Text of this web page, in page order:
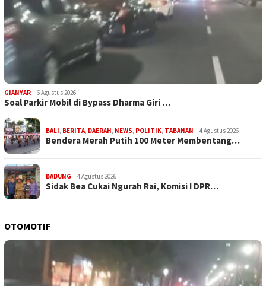
GIANYAR 6 Agustus 2026
Soal Parkir Mobil di Bypass Dharma Giri …
BALI, BERITA, DAERAH, NEWS, POLITIK, TABANAN 4 Agustus 2026
Bendera Merah Putih 100 Meter Membentang…
BADUNG 4 Agustus 2026
Sidak Bea Cukai Ngurah Rai, Komisi I DPR…
OTOMOTIF